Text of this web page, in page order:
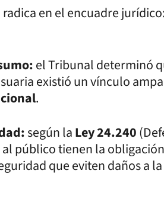
en el encuadre jurídico:
el Tribunal determinó
existió un vínculo
.
según laLey 24.240
público tienen la
que eviten daños a